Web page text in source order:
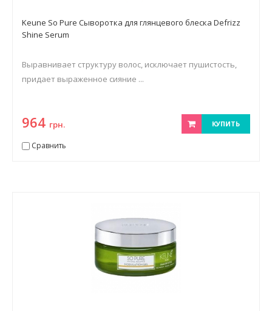
Keune So Pure Сыворотка для глянцевого блеска Defrizz
Shine Serum
Выравнивает структуру волос, исключает пушистость,
придает выраженное сияние ...
964 грн. КУПИТЬ
Сравнить